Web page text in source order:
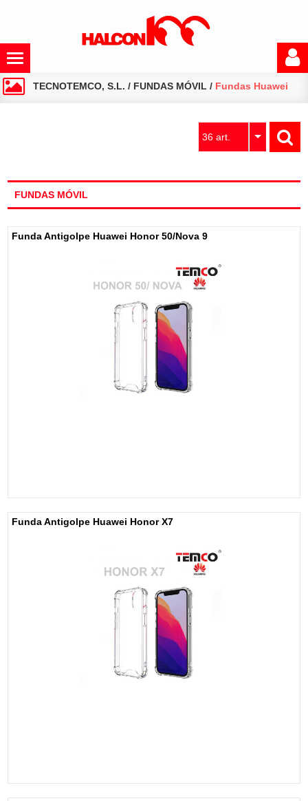
TECNOTEMCO, S.L. / FUNDAS MÓVIL / Fundas Huawei
36 art.
FUNDAS MÓVIL
Funda Antigolpe Huawei Honor 50/Nova 9
Funda Antigolpe Huawei Honor X7